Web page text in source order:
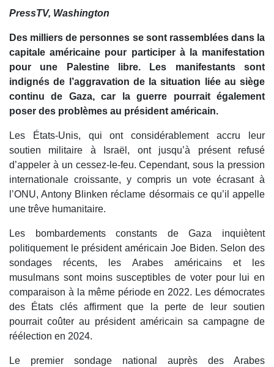
seconds
PressTV, Washington
Des milliers de personnes se sont rassemblées dans la
capitale américaine pour participer à la manifestation
pour une Palestine libre. Les manifestants sont
indignés de l’aggravation de la situation liée au siège
continu de Gaza, car la guerre pourrait également
poser des problèmes au président américain.
Les États-Unis, qui ont considérablement accru leur
soutien militaire à Israël, ont jusqu’à présent refusé
d’appeler à un cessez-le-feu. Cependant, sous la pression
internationale croissante, y compris un vote écrasant à
l’ONU, Antony Blinken réclame désormais ce qu’il appelle
une trêve humanitaire.
Les bombardements constants de Gaza inquiètent
politiquement le président américain Joe Biden. Selon des
sondages récents, les Arabes américains et les
musulmans sont moins susceptibles de voter pour lui en
comparaison à la même période en 2022. Les démocrates
des États clés affirment que la perte de leur soutien
pourrait coûter au président américain sa campagne de
réélection en 2024.
Le premier sondage national auprès des Arabes